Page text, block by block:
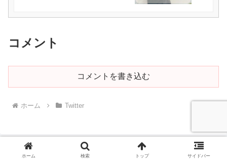
コメント
コメントを書き込む
ホーム Twitter
ホーム 検索 トップ サイドバー